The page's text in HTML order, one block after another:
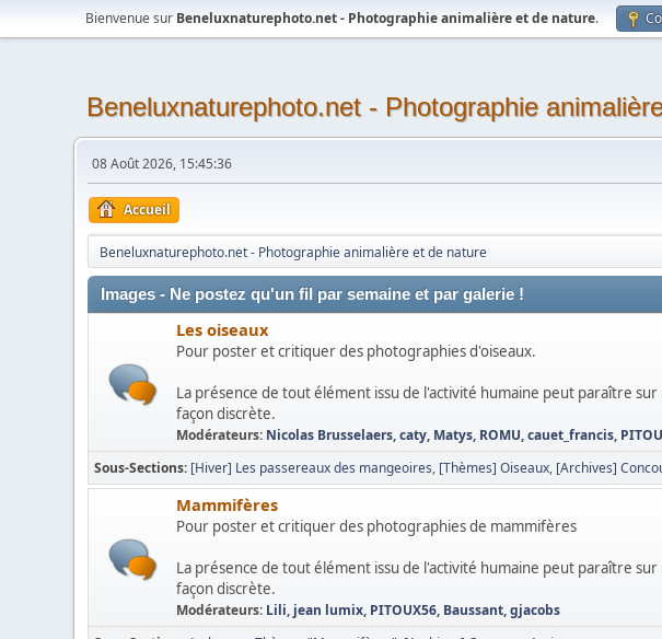
Bienvenue sur Beneluxnaturephoto.net - Photographie animalière et de nature.
Beneluxnaturephoto.net - Photographie
08 Août 2026, 15:45:36
Accueil
Beneluxnaturephoto.net - Photographie animalière et de nature
Images - Ne postez qu'un fil par semaine et par galerie !
Les oiseaux
Pour poster et critiquer des photographies d'oiseaux.
La présence de tout élément issu de l'activité humaine peut paraître sur
façon discrète.
Modérateurs: Nicolas Brusselaers,caty, Matys, ROMU,cauet_francis,
Sous-Sections [Hiver] Les passereaux des mangeoires [Thèmes] Oiseaux [Archives]
Mammifères
Pour poster et critiquer des photographies de mammifères
La présence de tout élément issu de l'activité humaine peut paraître sur
façon discrète.
Modérateurs: Lili, jean lumix, PITOUX56, Baussant,gjacobs